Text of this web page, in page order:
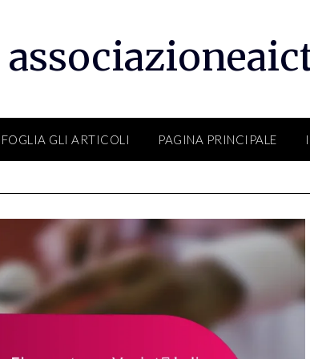
GLI ARTICOLI PAGINA PRINCIPALE